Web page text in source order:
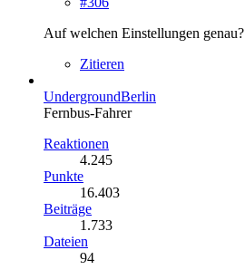
Auf welchen Einstellungen genau?
Zitieren
UndergroundBerlin
Fernbus-Fahrer
Reaktionen
4.245
Punkte
16.403
Beiträge
1.733
Dateien
94